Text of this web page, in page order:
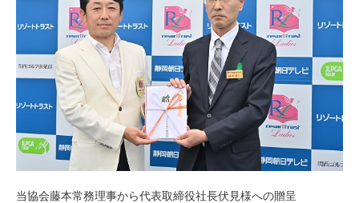
当協会藤本常務理事から代表取締役社長伏見様への贈呈